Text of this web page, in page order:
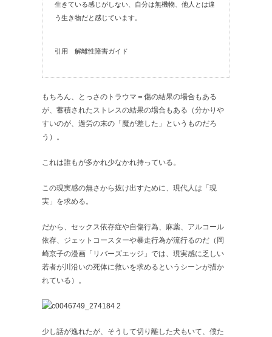
生きている感じがしない、自分は無機物、他人とは違
う生き物だと感じています。
引用 解離性障害ガイド
もちろん、とっさのトラウマ＝傷の結果の場合もある
が、蓄積されたストレスの結果の場合もある（分かりや
すいのが、過労の末の「魔が差した」というものだろ
う）。
これは誰もが多かれ少なかれ持っている。
この現実感の無さから抜け出すために、現代人は「現
実」を求める。
だから、セックス依存症や自傷行為、麻薬、アルコール
依存、ジェットコースターや暴走行為が流行るのだ（岡
崎京子の漫画「リバーズエッジ」では、現実感に乏しい
若者が川沿いの死体に救いを求めるというシーンが描か
れている）。
少し話が逸れたが、そうして切り離した犬もいて、僕た